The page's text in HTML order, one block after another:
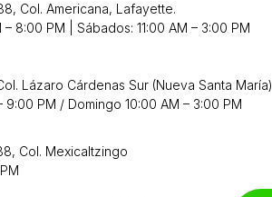
Col. Americana, Lafayette.
8:00 PM | Sábados: 11:00 AM – 3:00 PM
Lázaro Cárdenas Sur (Nueva Santa María)
PM / Domingo 10:00 AM – 3:00 PM
Col. Mexicaltzingo